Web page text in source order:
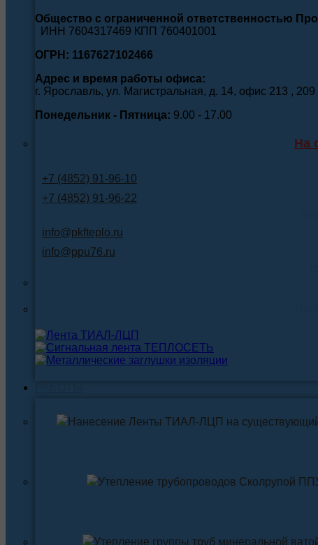
Общество с ограниченной ответственностью
ИНН 7604317469 КПП 760401001
ОГРН: 1167627102466
Адрес и время работы офиса:
г. Ярославль, ул. Магистральная, д. 14, офис 213 , 209
Понедельник - Пятница: 9.00 - 17.00
На
+7 (4852) 91-96-10
+7 (4852) 91-96-22
info@pkfteplo.ru
info@ppu76.ru